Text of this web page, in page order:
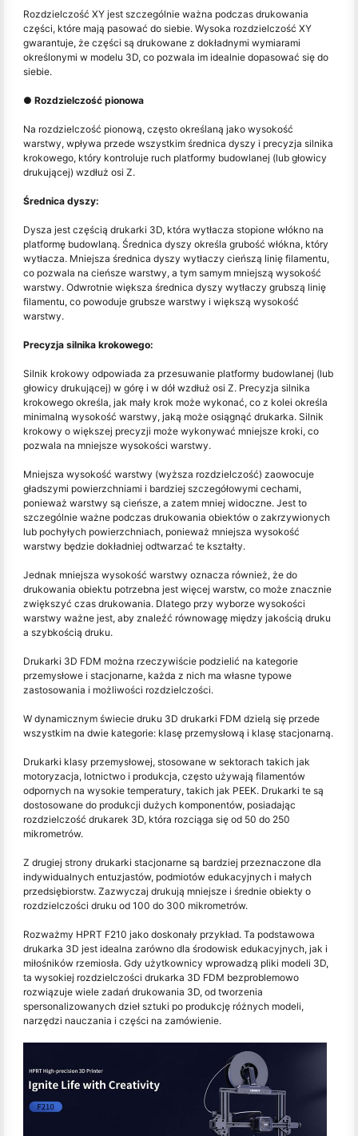
Rozdzielczość XY jest szczególnie ważna podczas drukowania
części, które mają pasować do siebie. Wysoka rozdzielczość XY
gwarantuje, że części są drukowane z dokładnymi wymiarami
określonymi w modelu 3D, co pozwala im idealnie dopasować się do
siebie.
● Rozdzielczość pionowa
Na rozdzielczość pionową, często określaną jako wysokość
warstwy, wpływa przede wszystkim średnica dyszy i precyzja silnika
krokowego, który kontroluje ruch platformy budowlanej (lub głowicy
drukującej) wzdłuż osi Z.
Średnica dyszy:
Dysza jest częścią drukarki 3D, która wytłacza stopione włókno na
platformę budowlaną. Średnica dyszy określa grubość włókna, który
wytłacza. Mniejsza średnica dyszy wytłaczy cieńszą linię filamentu,
co pozwala na cieńsze warstwy, a tym samym mniejszą wysokość
warstwy. Odwrotnie większa średnica dyszy wytłaczy grubszą linię
filamentu, co powoduje grubsze warstwy i większą wysokość
warstwy.
Precyzja silnika krokowego:
Silnik krokowy odpowiada za przesuwanie platformy budowlanej (lub
głowicy drukującej) w górę i w dół wzdłuż osi Z. Precyzja silnika
krokowego określa, jak mały krok może wykonać, co z kolei określa
minimalną wysokość warstwy, jaką może osiągnąć drukarka. Silnik
krokowy o większej precyzji może wykonywać mniejsze kroki, co
pozwala na mniejsze wysokości warstwy.
Mniejsza wysokość warstwy (wyższa rozdzielczość) zaowocuje
gładszymi powierzchniami i bardziej szczegółowymi cechami,
ponieważ warstwy są cieńsze, a zatem mniej widoczne. Jest to
szczególnie ważne podczas drukowania obiektów o zakrzywionych
lub pochyłych powierzchniach, ponieważ mniejsza wysokość
warstwy będzie dokładniej odtwarzać te kształty.
Jednak mniejsza wysokość warstwy oznacza również, że do
drukowania obiektu potrzebna jest więcej warstw, co może znacznie
zwiększyć czas drukowania. Dlatego przy wyborze wysokości
warstwy ważne jest, aby znaleźć równowagę między jakością druku
a szybkością druku.
Drukarki 3D FDM można rzeczywiście podzielić na kategorie
przemysłowe i stacjonarne, każda z nich ma własne typowe
zastosowania i możliwości rozdzielczości.
W dynamicznym świecie druku 3D drukarki FDM dzielą się przede
wszystkim na dwie kategorie: klasę przemysłową i klasę stacjonarną.
Drukarki klasy przemysłowej, stosowane w sektorach takich jak
motoryzacja, lotnictwo i produkcja, często używają filamentów
odpornych na wysokie temperatury, takich jak PEEK. Drukarki te są
dostosowane do produkcji dużych komponentów, posiadając
rozdzielczość drukarek 3D, która rozciąga się od 50 do 250
mikrometrów.
Z drugiej strony drukarki stacjonarne są bardziej przeznaczone dla
indywidualnych entuzjastów, podmiotów edukacyjnych i małych
przedsiębiorstw. Zazwyczaj drukują mniejsze i średnie obiekty o
rozdzielczości druku od 100 do 300 mikrometrów.
Rozważmy HPRT F210 jako doskonały przykład. Ta podstawowa
drukarka 3D jest idealna zarówno dla środowisk edukacyjnych, jak i
miłośników rzemiosła. Gdy użytkownicy wprowadzą pliki modeli 3D,
ta wysokiej rozdzielczości drukarka 3D FDM bezproblemowo
rozwiązuje wiele zadań drukowania 3D, od tworzenia
spersonalizowanych dzieł sztuki po produkcję różnych modeli,
narzędzi nauczania i części na zamówienie.